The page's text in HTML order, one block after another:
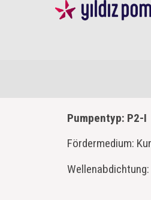
Pumpentyp: P2-I
Fördermedium: